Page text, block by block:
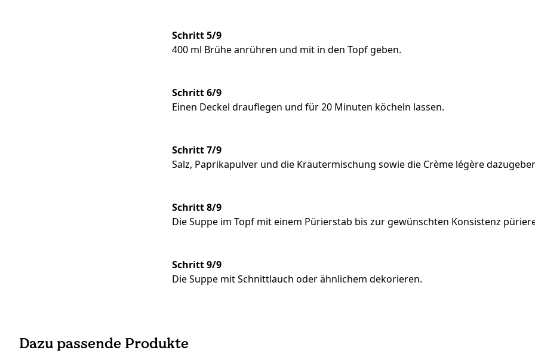
Schritt 5/9
400 ml Brühe anrühren und mit in den Topf geben.
Schritt 6/9
Einen Deckel drauflegen und für 20 Minuten köcheln lassen.
Schritt 7/9
Salz, Paprikapulver und die Kräutermischung sowie die Crème légère
Schritt 8/9
Die Suppe im Topf mit einem Pürierstab bis zur gewünschten Konsistenz
Schritt 9/9
Die Suppe mit Schnittlauch oder ähnlichem dekorieren.
Dazu passende Produkte